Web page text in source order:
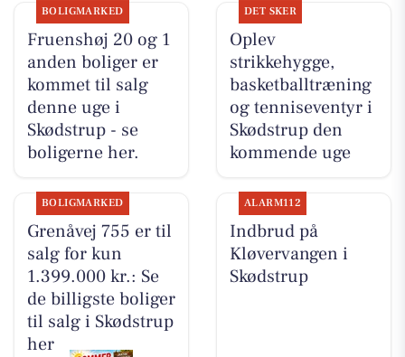
BOLIGMARKED
Fruenshøj 20 og 1
anden boliger er
kommet til salg
denne uge i
Skødstrup - se
boligerne her.
DET SKER
Oplev
strikkehygge,
basketballtræning
og tenniseventyr i
Skødstrup den
kommende uge
BOLIGMARKED
Grenåvej 755 er til
salg for kun
1.399.000 kr.: Se
de billigste boliger
til salg i Skødstrup
her
ALARM112
Indbrud på
Kløvervangen i
Skødstrup